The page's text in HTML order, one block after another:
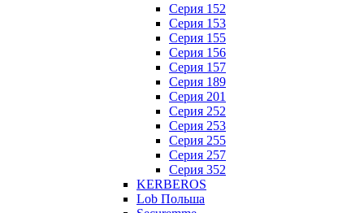
Серия 152
Серия 153
Серия 155
Серия 156
Серия 157
Серия 189
Серия 201
Серия 252
Серия 253
Серия 255
Серия 257
Серия 352
KERBEROS
Lob Польша